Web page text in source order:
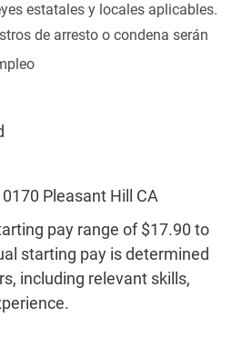
estatales y locales aplicables.
de arresto o condena serán
Pleasant Hill CA
pay range of $17.90 to
starting pay is determined
including relevant skills,